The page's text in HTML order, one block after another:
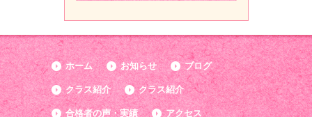
ホーム お知らせ ブログ
クラス紹介 クラス紹介
合格者の声・実績 アクセス